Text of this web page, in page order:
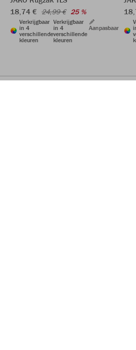
18,74 € 24,99 € 25 %
Verkrijgbaar
in 4
verschillende
kleuren
Verkrijgbaar
in 4
verschillende
kleuren
Aanpasbaar